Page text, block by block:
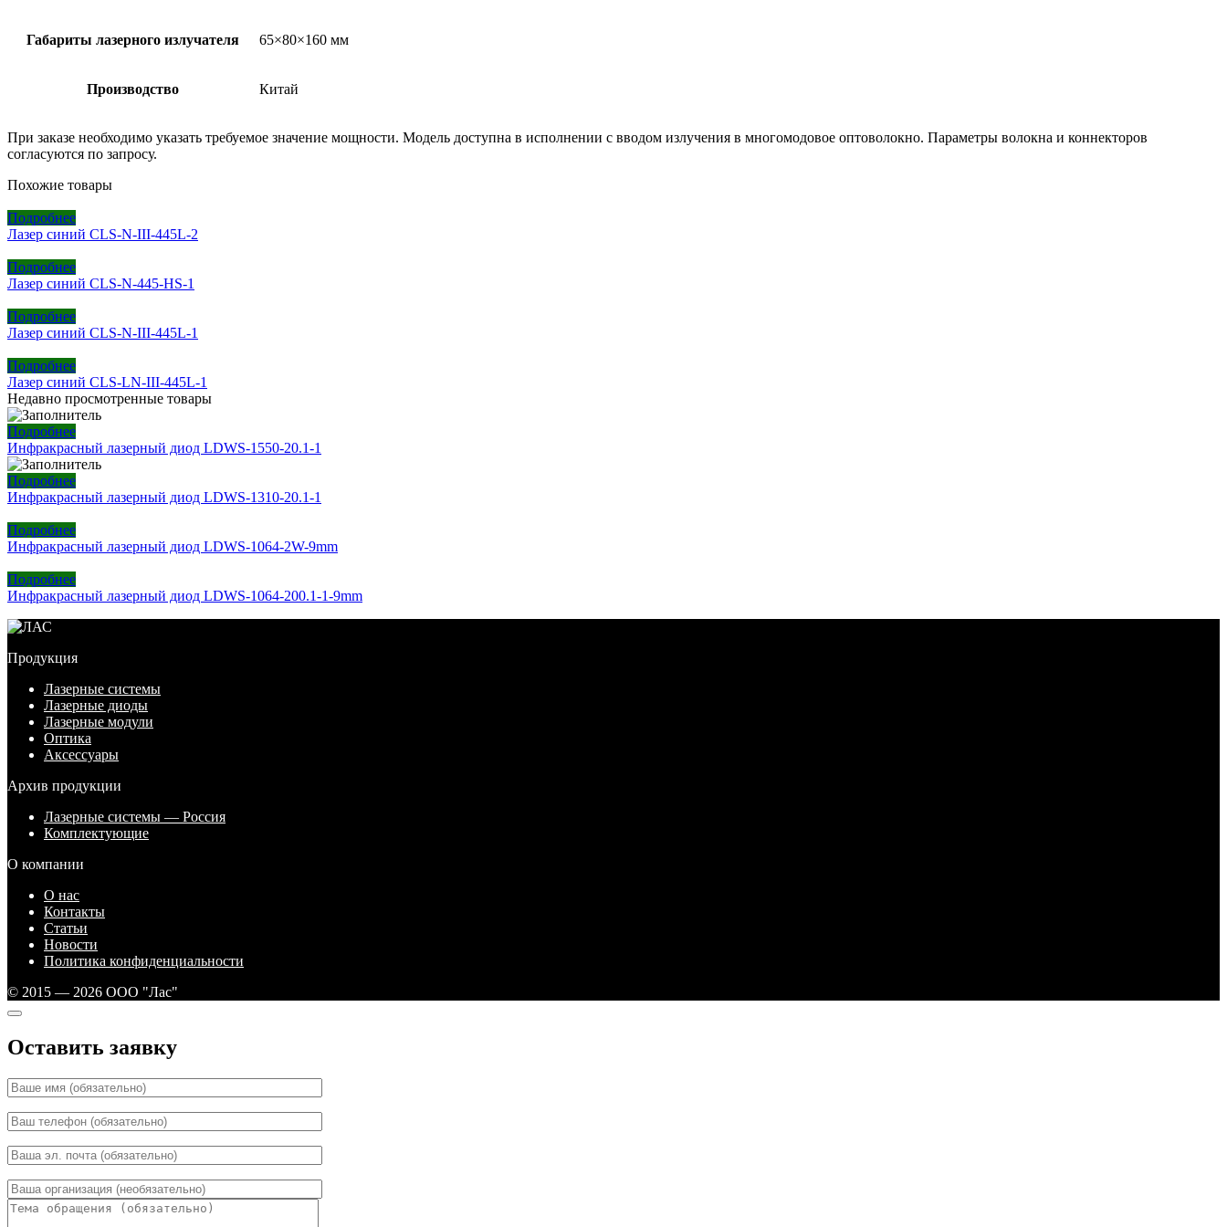
Габариты лазерного излучателя 65×80×160 мм
Производство Китай
При заказе необходимо указать требуемое значение мощности. Модель доступна в исполнении с вводом излучения в многомодовое оптоволокно. Параметры волокна и коннекторов
согласуются по запросу.
Похожие товары
Подробнее
Лазер синий CLS-N-III-445L-2
Подробнее
Лазер синий CLS-N-445-HS-1
Подробнее
Лазер синий CLS-N-III-445L-1
Подробнее
Лазер синий CLS-LN-III-445L-1
Недавно просмотренные товары
Подробнее
Инфракрасный лазерный диод LDWS-1550-20.1-1
Подробнее
Инфракрасный лазерный диод LDWS-1310-20.1-1
Подробнее
Инфракрасный лазерный диод LDWS-1064-2W-9mm
Подробнее
Инфракрасный лазерный диод LDWS-1064-200.1-1-9mm
Продукция
Лазерные системы
Лазерные диоды
Лазерные модули
Оптика
Аксессуары
Архив продукции
Лазерные системы — Россия
Комплектующие
О компании
О нас
Контакты
Статьи
Новости
Политика конфиденциальности
© 2015 — 2026 ООО "Лас"
Оставить заявку